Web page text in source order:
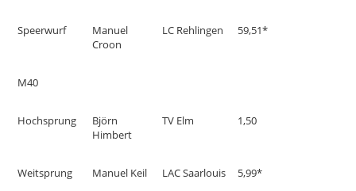
Speerwurf
Manuel
Croon
LC Rehlingen 59,51*
M40
Hochsprung
Björn
Himbert
TV Elm 1,50
Weitsprung Manuel Keil LAC Saarlouis 5,99*